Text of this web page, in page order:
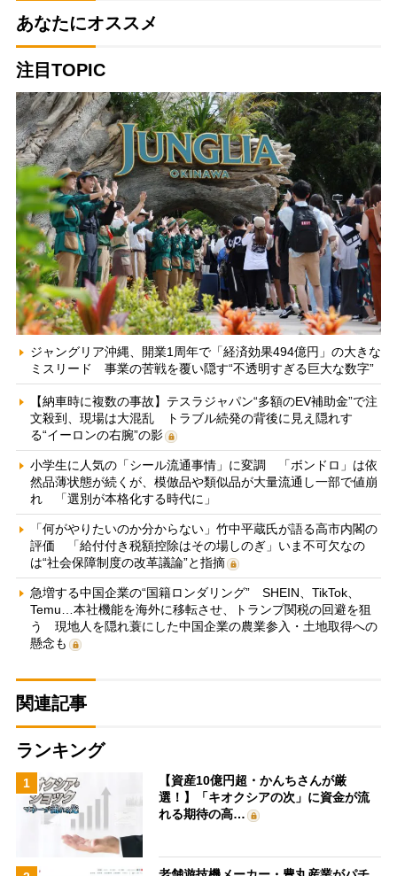
あなたにオススメ
注目TOPIC
ジャングリア沖縄、開業1周年で「経済効果494億円」の大きな
ミスリード 事業の苦戦を覆い隠す“不透明すぎる巨大な数字”
【納車時に複数の事故】テスラジャパン“多額のEV補助金”で注
文殺到、現場は大混乱 トラブル続発の背後に見え隠れす
る“イーロンの右腕”の影
小学生に人気の「シール流通事情」に変調 「ボンドロ」は依
然品薄状態が続くが、模倣品や類似品が大量流通し一部で値崩
れ 「選別が本格化する時代に」
「何がやりたいのか分からない」竹中平蔵氏が語る高市内閣の
評価 「給付付き税額控除はその場しのぎ」いま不可欠なの
は“社会保障制度の改革議論”と指摘
急増する中国企業の“国籍ロンダリング” SHEIN、TikTok、
Temu…本社機能を海外に移転させ、トランプ関税の回避を狙
う 現地人を隠れ蓑にした中国企業の農業参入・土地取得への
懸念も
関連記事
ランキング
1
【資産10億円超・かんちさんが厳
選！】「キオクシアの次」に資金が流
れる期待の高…